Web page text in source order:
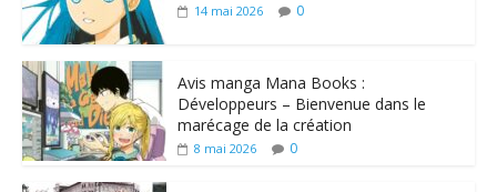
14 mai 2026 0
Avis manga Mana Books :
Développeurs – Bienvenue dans le
marécage de la création
8 mai 2026 0